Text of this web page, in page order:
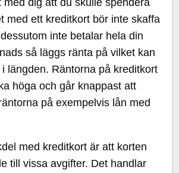
med ett kreditkort bör inte skaffa
inte betalar hela din
så läggs ränta på vilket kan
längden. Räntorna på kreditkort
höga och går knappast att
på exempelvis lån med
med kreditkort är att korten
till vissa avgifter. Det handlar